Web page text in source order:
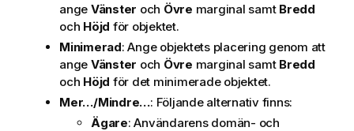
ange Vänster och Övre marginal samt Bredd
och Höjd för objektet.
Minimerad: Ange objektets placering genom att
ange Vänster och Övre marginal samt Bredd
och Höjd för det minimerade objektet.
Mer…/Mindre…: Följande alternativ finns:
Ägare: Användarens domän- och